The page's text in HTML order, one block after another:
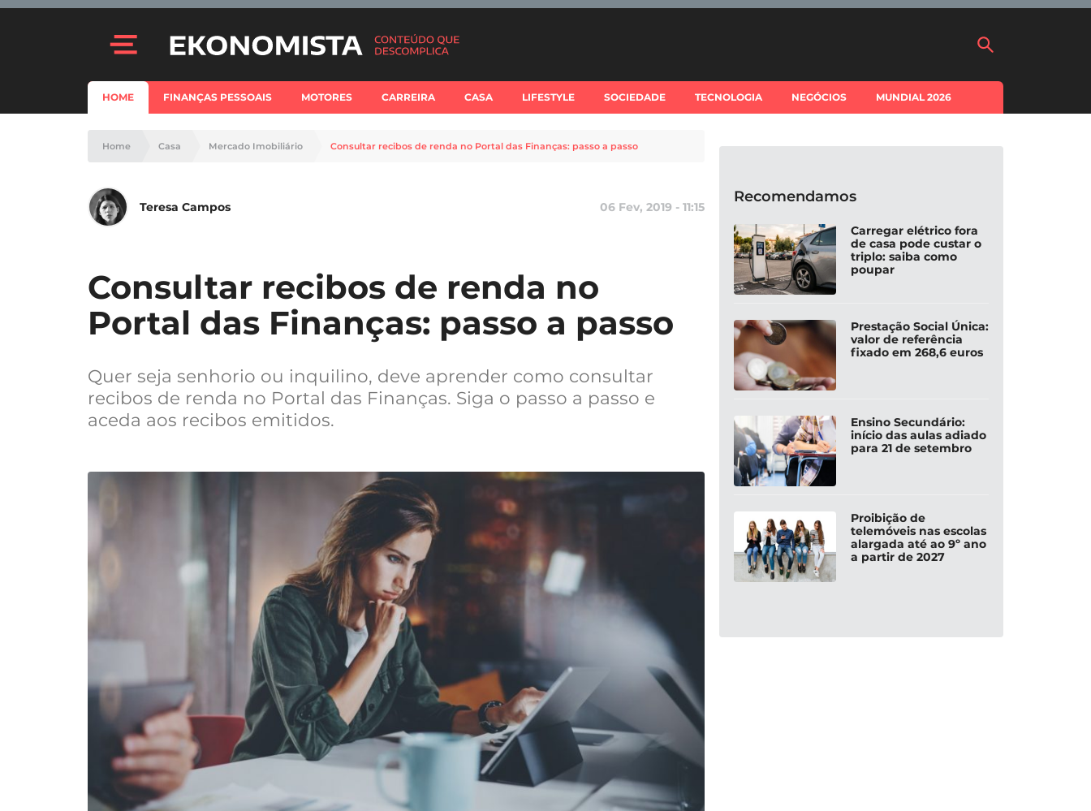
HOME FINANÇAS PESSOAIS MOTORES CARREIRA CASA LIFESTYLE SOCIEDADE TECNOLOGIA NEGÓCIOS MUNDIAL 2026
Home Casa Mercado Imobiliário Consultar recibos de renda no Portal das Finanças: passo a passo
Teresa Campos 06 Fev, 2019 - 11:15
Consultar recibos de renda no
Portal das Finanças: passo a passo
Quer seja senhorio ou inquilino, deve aprender como consultar
recibos de renda no Portal das Finanças. Siga o passo a passo e
aceda aos recibos emitidos.
Recomendamos
Carregar elétrico fora
de casa pode custar o
triplo: saiba como
poupar
Prestação Social Única:
valor de referência
fixado em 268,6 euros
Ensino Secundário:
início das aulas adiado
para 21 de setembro
Proibição de
telemóveis nas escolas
alargada até ao 9º ano
a partir de 2027